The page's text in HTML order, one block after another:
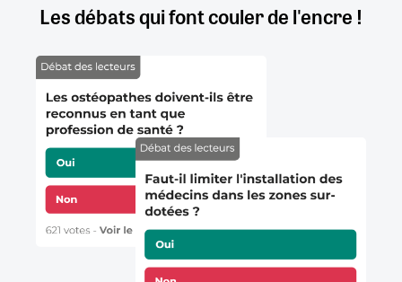
Les débats qui font couler de l'encre !